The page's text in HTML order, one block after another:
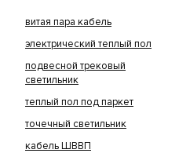
витая пара кабель
электрический теплый пол
подвесной трековый
светильник
теплый пол под паркет
точечный светильник
кабель ШВВП